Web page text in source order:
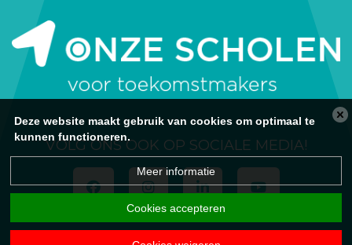
VOLG ONS OOK OP SOCIALE MEDIA!
Deze website maakt gebruik van cookies om optimaal te
kunnen functioneren.
Meer informatie
Cookies accepteren